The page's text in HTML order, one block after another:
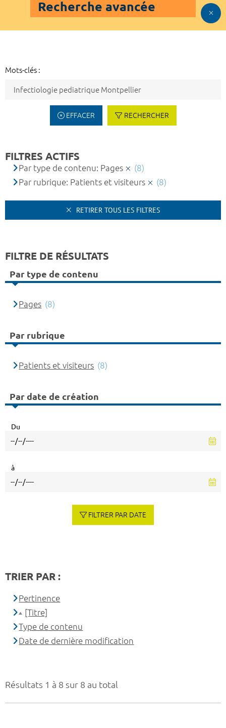
Recherche avancée
Mots-clés :
EFFACER RECHERCHER
Résultats 1 à 8 sur 8 au total
FILTRES ACTIFS
Par type de contenu: Pages
(8)
Par rubrique: Patients et visiteurs
(8)
RETIRER TOUS LES FILTRES
FILTRE DE RÉSULTATS
Par type de contenu
Pages (8)
Par rubrique
Patients et visiteurs (8)
Par date de création
Du
à
FILTRER PAR DATE
TRIER PAR :
Pertinence
[Titre]
Type de contenu
Date de dernière modification